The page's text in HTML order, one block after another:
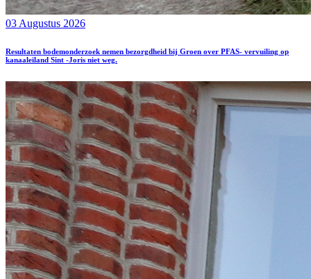
03 Augustus 2026
Resultaten bodemonderzoek nemen bezorgdheid bij Groen over PFAS- vervuiling op
kanaaleiland Sint -Joris niet weg.